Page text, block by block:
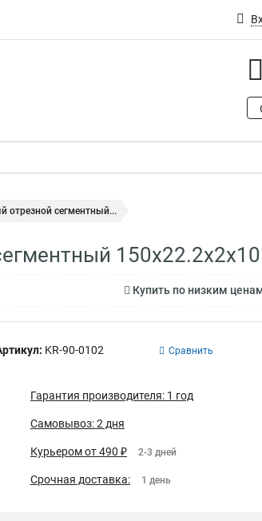
отрезной сегментный...
Купить по низким
KR-90-0102 Сравнить
Гарантия производителя: 1 год
Самовывоз: 2 дня
Курьером от 490 ₽ 2-3 дней
Срочная доставка: 1 день